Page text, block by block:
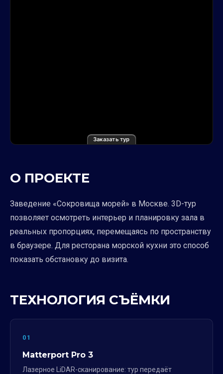
Заказать тур
О ПРОЕКТЕ
Заведение «Сокровища морей» в Москве. 3D-тур
позволяет осмотреть интерьер и планировку зала в
реальных пропорциях, перемещаясь по пространству
в браузере. Для ресторана морской кухни это способ
показать обстановку до визита.
ТЕХНОЛОГИЯ СЪЁМКИ
01
Matterport Pro 3
Лазерное LiDAR-сканирование: тур передаёт